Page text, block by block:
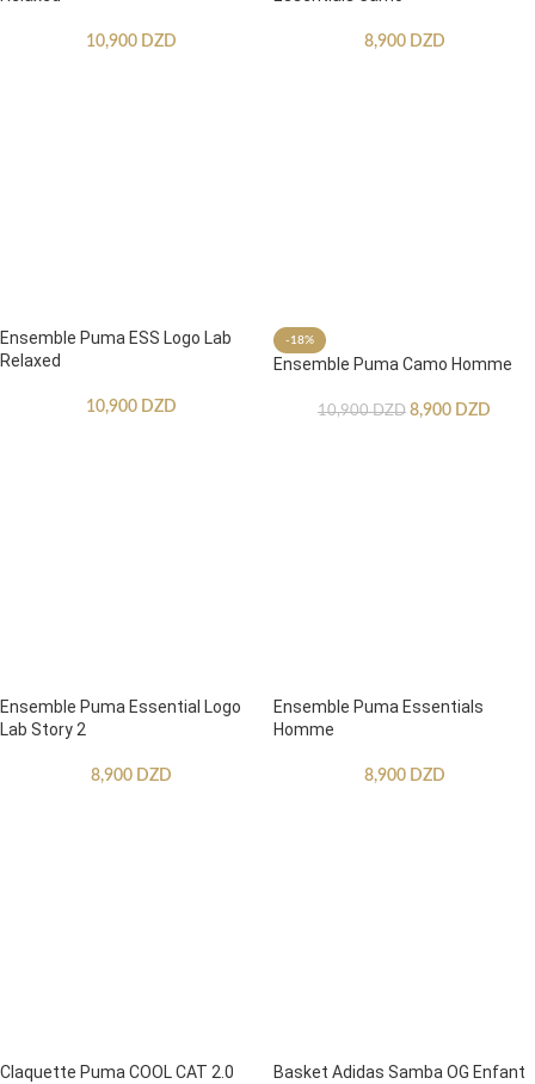
10,900 DZD 8,900 DZD
Ensemble Puma ESS Logo Lab
Relaxed
10,900 DZD
-18%
Ensemble Puma Camo Homme
10,900DZD 8,900 DZD
Ensemble Puma Essential Logo
Lab Story 2
8,900 DZD
Ensemble Puma Essentials
Homme
8,900 DZD
Claquette Puma COOL CAT 2.0
Basket Adidas Samba OG Enfant